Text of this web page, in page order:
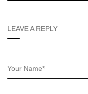
LEAVE A REPLY